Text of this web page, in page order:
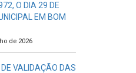
O DIA 29 DE
EM BOM
de 2026
VALIDAÇÃO DAS